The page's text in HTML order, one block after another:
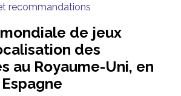
recommandations
de jeux
des
au Royaume-Uni, en